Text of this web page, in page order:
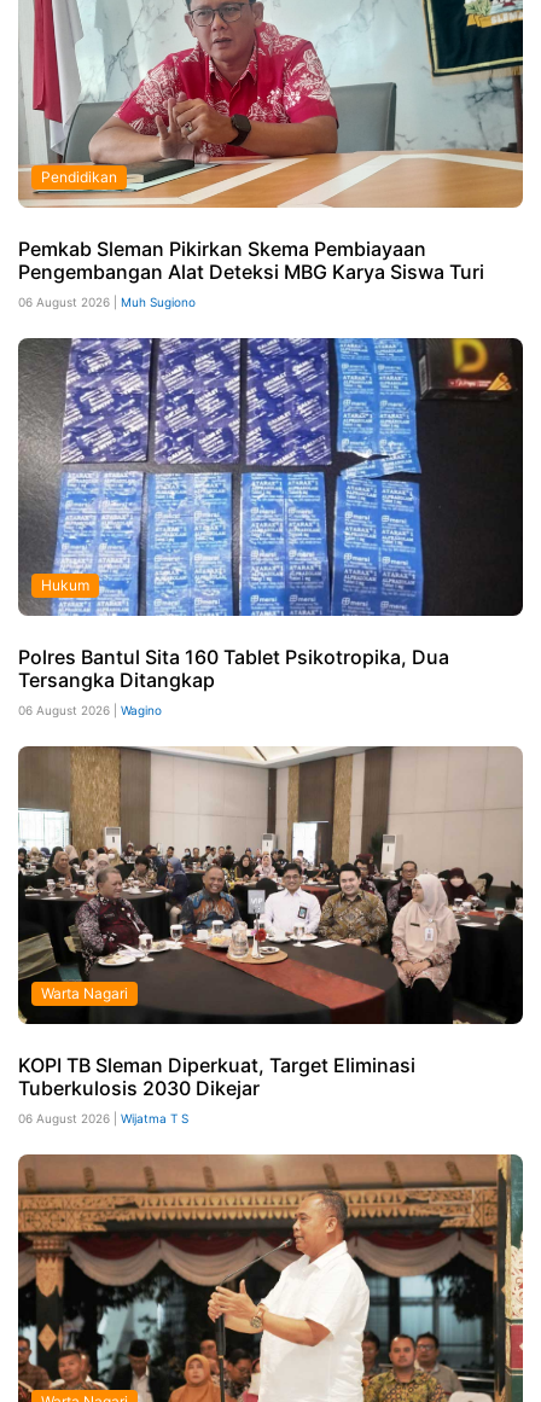
Pendidikan
Pemkab Sleman Pikirkan Skema Pembiayaan
Pengembangan Alat Deteksi MBG Karya Siswa Turi
06 August 2026 | Muh Sugiono
Hukum
Polres Bantul Sita 160 Tablet Psikotropika, Dua
Tersangka Ditangkap
06 August 2026 | Wagino
Warta Nagari
KOPI TB Sleman Diperkuat, Target Eliminasi
Tuberkulosis 2030 Dikejar
06 August 2026 | Wijatma T S